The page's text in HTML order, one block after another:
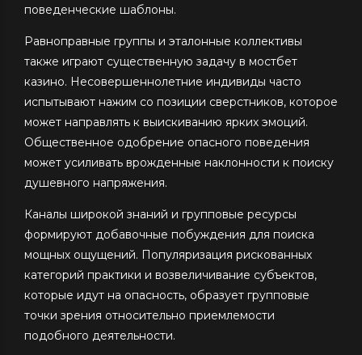
поведенческие шаблоны.
Равноправные группы и эталонные коллективы
также играют существенную задачу в мостбет
казино. Несовершеннолетние индивиды часто
испытывают нажим со позиции сверстников, которое
может направлять к выискиванию ярких эмоций.
Общественное одобрение опасного поведения
может усиливать врожденные наклонности к поиску
душевного напряжения.
Каналы широкой знаний и групповые ресурсы
формируют добавочные побуждения для поиска
мощных ощущений. Популяризация рискованных
категорий практики и возвеличивание субъектов,
которые идут на опасность, образует групповые
точки зрения относительно приемлемости
подобного деятельности.